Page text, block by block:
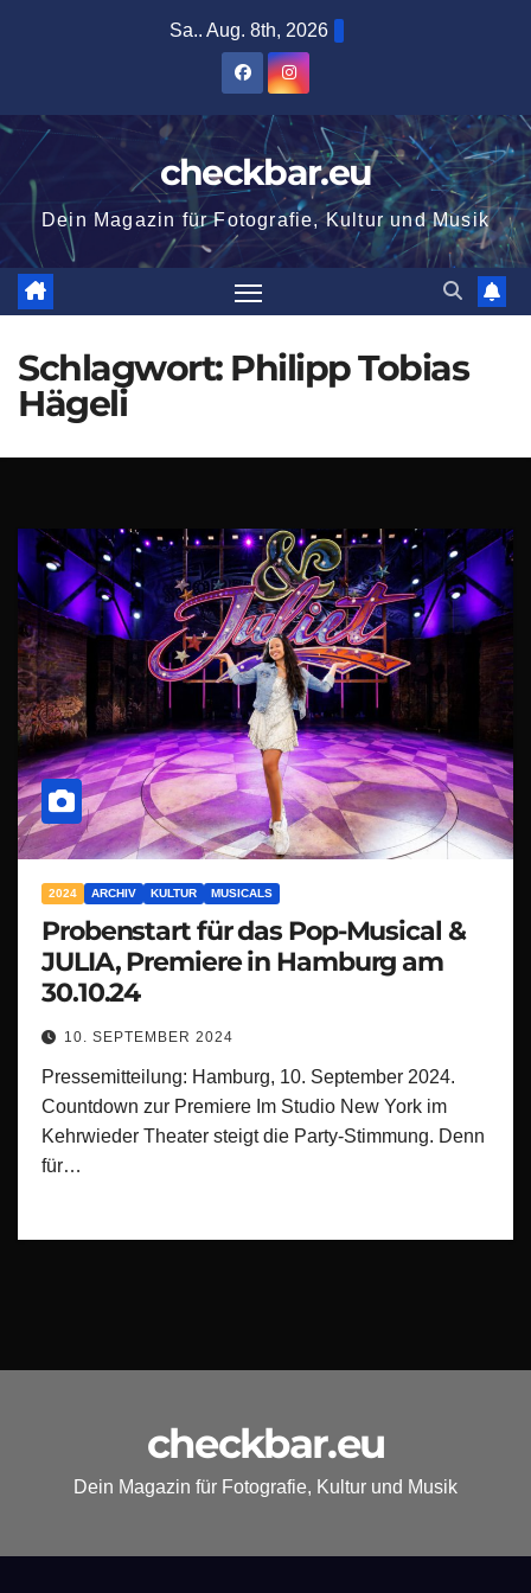
Sa.. Aug. 8th, 2026
checkbar.eu
Dein Magazin für Fotografie, Kultur und Musik
Schlagwort: Philipp Tobias
Hägeli
2024 ARCHIV KULTUR MUSICALS
Probenstart für das Pop-Musical &
JULIA, Premiere in Hamburg am
30.10.24
10. SEPTEMBER 2024
Pressemitteilung: Hamburg, 10. September 2024.
Countdown zur Premiere Im Studio New York im
Kehrwieder Theater steigt die Party-Stimmung. Denn
für…
checkbar.eu
Dein Magazin für Fotografie, Kultur und Musik